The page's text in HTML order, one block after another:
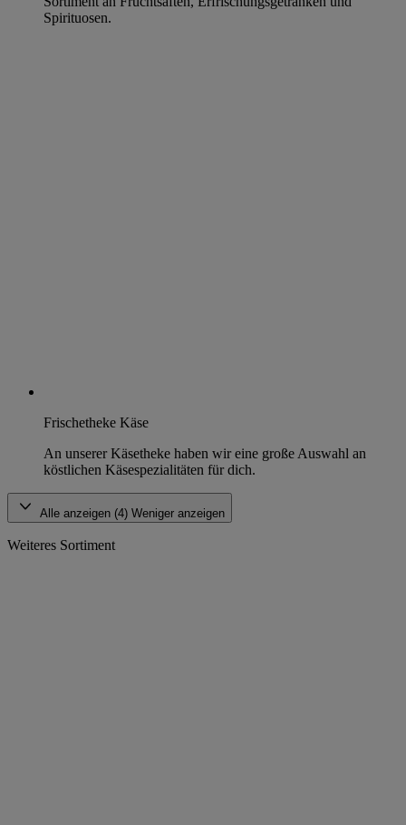
Spirituosen.
Frischetheke Käse
An unserer Käsetheke haben wir eine große Auswahl an
köstlichen Käsespezialitäten für dich.
Alle anzeigen (4) Weniger anzeigen
Weiteres Sortiment